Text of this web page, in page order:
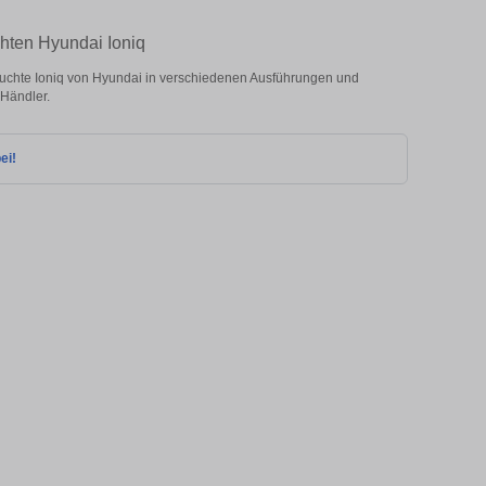
Hyundai Ioniq
Ioniq von Hyundai in verschiedenen Ausführungen und